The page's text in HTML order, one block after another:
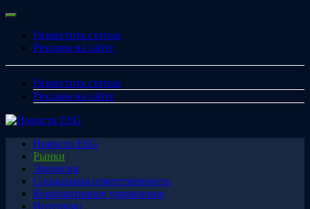
Перейти
содержимому
Меню
Разместить статью
Реклама на сайте
Разместить статью
Реклама на сайте
Новости ESG
Рынки
Экология
Социальная ответственность
Корпоративное управление
Интервью